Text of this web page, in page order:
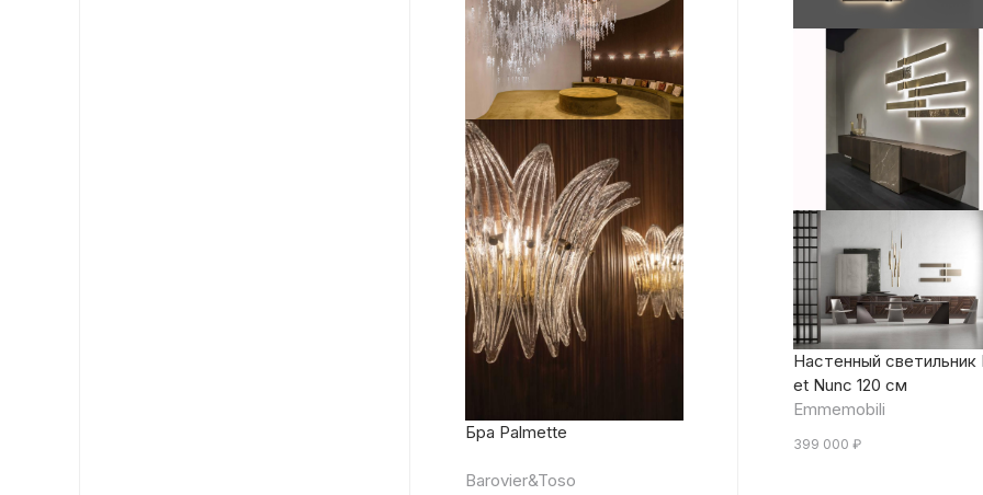
Бра Palmette
Barovier&Toso
Настенный светильник
et Nunc 120 см
Emmemobili
399 000 ₽